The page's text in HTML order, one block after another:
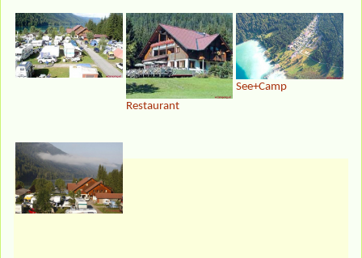
Restaurant
See+Camp